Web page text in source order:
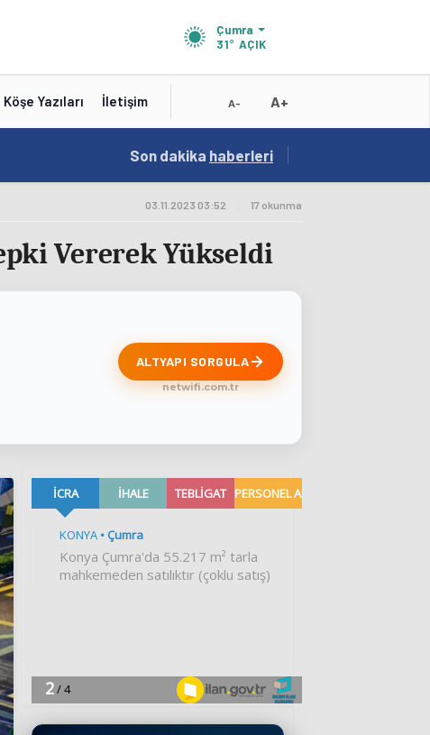
Çumra
31° AÇIK
Köşe Yazıları İletişim A- A+
19:01 / Konya'nın Zengin Mutfağı GastroFest'te
Son dakika haberleri
03.11.2023 03:52 17 okunma
Vererek Yükseldi
ALTYAPI SORGULA
netwifi.com.tr